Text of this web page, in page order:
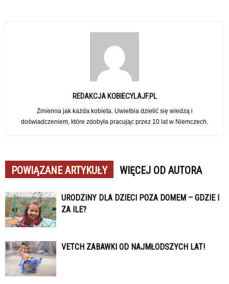
REDAKCJA KOBIECYLAJF.PL
Zmienna jak każda kobieta. Uwielbia dzielić się wiedzą i
doświadczeniem, które zdobyła pracując przez 10 lat w Niemczech.
POWIĄZANE ARTYKUŁY WIĘCEJ OD AUTORA
URODZINY DLA DZIECI POZA DOMEM – GDZIE I
ZA ILE?
VETCH ZABAWKI OD NAJMŁODSZYCH LAT!